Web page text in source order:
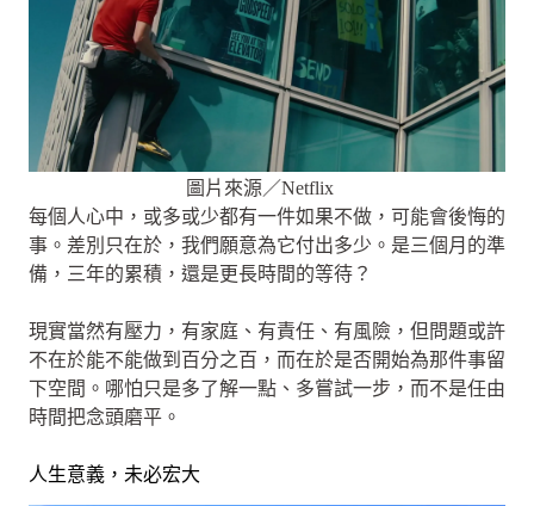
圖片來源／Netflix
每個人心中，或多或少都有一件如果不做，可能會後悔的
事。差別只在於，我們願意為它付出多少。是三個月的準
備，三年的累積，還是更長時間的等待？
現實當然有壓力，有家庭、有責任、有風險，但問題或許
不在於能不能做到百分之百，而在於是否開始為那件事留
下空間。哪怕只是多了解一點、多嘗試一步，而不是任由
時間把念頭磨平。
人生意義，未必宏大